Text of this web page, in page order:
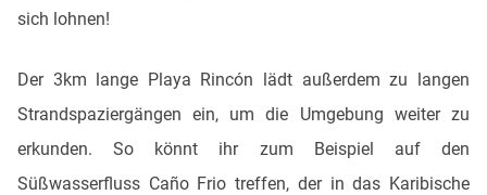
sich lohnen!
Der 3km lange Playa Rincón lädt außerdem zu langen
Strandspaziergängen ein, um die Umgebung weiter zu
erkunden. So könnt ihr zum Beispiel auf den
Süßwasserfluss Caño Frio treffen, der in das Karibische